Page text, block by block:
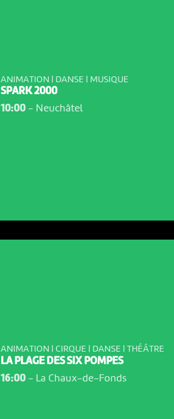
ANIMATION | DANSE | MUSIQUE
SPARK 2000
10:00- Neuchâtel
ANIMATION | CIRQUE | DANSE | THÉÂTRE
LA PLAGE DES SIX POMPES
16:00- La Chaux-de-Fonds